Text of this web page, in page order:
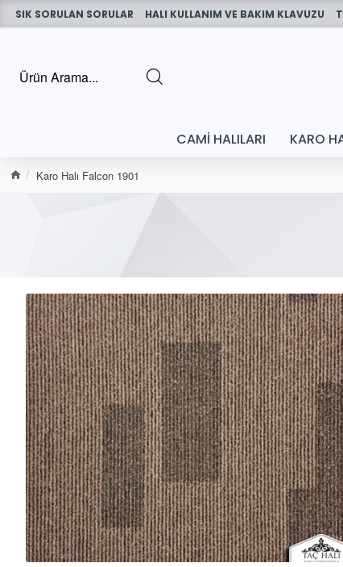
SIK SORULAN SORULAR HALI KULLANIM VE BAKIM KLAVUZU
CAMI HALILARI KARO
Karo Halı Falcon 1901